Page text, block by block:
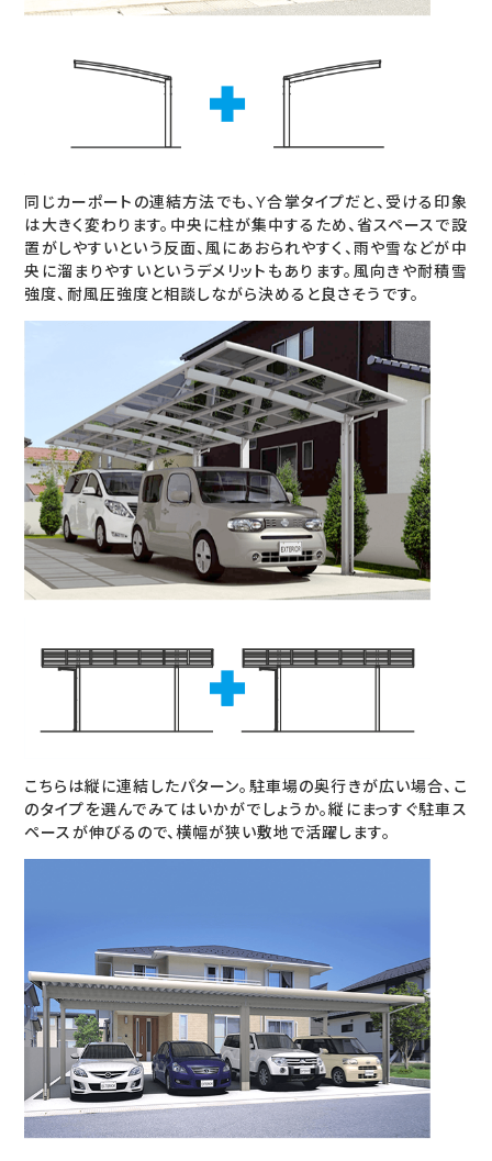
同じカーポートの連結方法でも、Y合掌タイプだと、受ける印象
は大きく変わります。中央に柱が集中するため、省スペースで設
置がしやすいという反面、風にあおられやすく、雨や雪などが中
央に溜まりやすいというデメリットもあります。風向きや耐積雪
強度、耐風圧強度と相談しながら決めると良さそうです。
こちらは縦に連結したパターン。駐車場の奥行きが広い場合、こ
のタイプを選んでみてはいかがでしょうか。縦にまっすぐ駐車ス
ペースが伸びるので、横幅が狭い敷地で活躍します。